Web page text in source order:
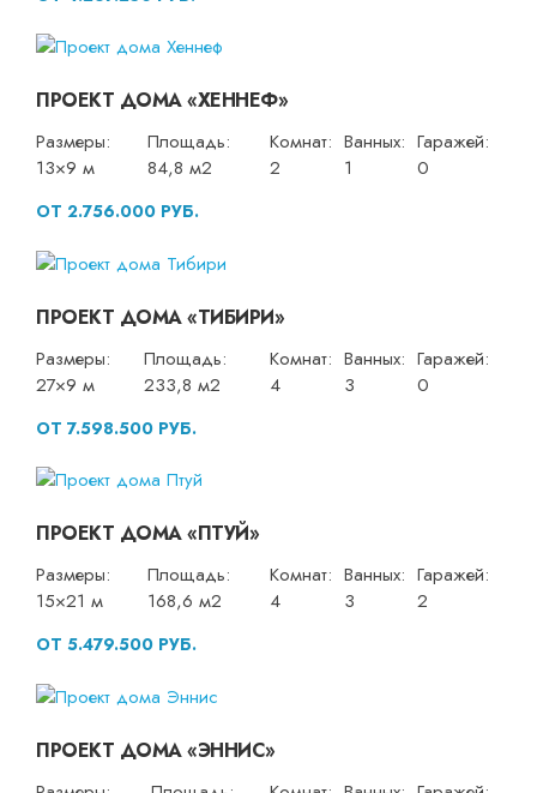
ПРОЕКТ ДОМА «ХЕННЕФ»
Размеры:
13×9 м
Площадь:
84,8 м2
Комнат:
2
Ванных:
1
Гаражей:
0
ОТ 2.756.000 РУБ.
ПРОЕКТ ДОМА «ТИБИРИ»
Размеры:
27×9 м
Площадь:
233,8 м2
Комнат:
4
Ванных:
3
Гаражей:
0
ОТ 7.598.500 РУБ.
ПРОЕКТ ДОМА «ПТУЙ»
Размеры:
15×21 м
Площадь:
168,6 м2
Комнат:
4
Ванных:
3
Гаражей:
2
ОТ 5.479.500 РУБ.
ПРОЕКТ ДОМА «ЭННИС»